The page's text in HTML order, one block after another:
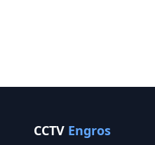
CCTV Engros